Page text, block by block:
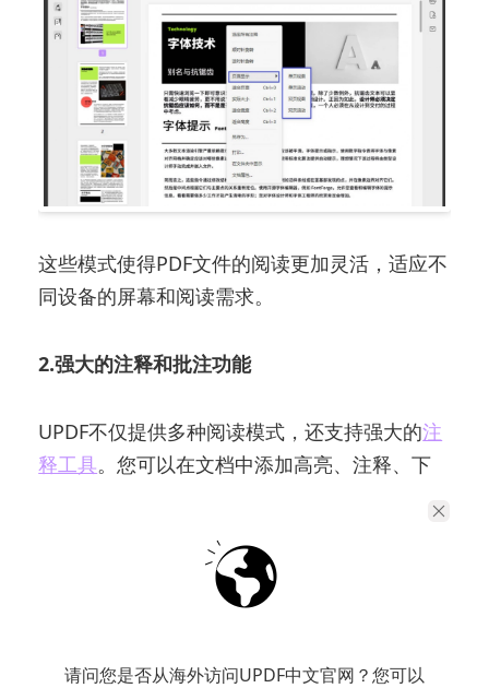
请问您是否从海外访问UPDF中文官网？您可以
这些模式使得PDF文件的阅读更加灵活，适应不
同设备的屏幕和阅读需求。
2.强大的注释和批注功能
UPDF不仅提供多种阅读模式，还支持强大的注
释工具。您可以在文档中添加高亮、注释、下